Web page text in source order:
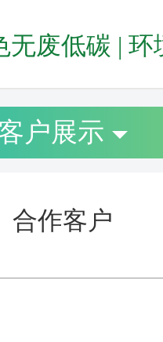
无废低碳 | 环境标志
户展示
合作客户